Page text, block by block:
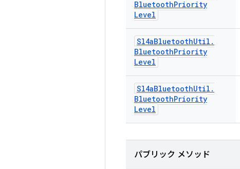
BluetoothPriority
Level
Sl4aBluetoothUtil .
BluetoothPriority
Level
Sl4aBluetoothUtil .
BluetoothPriority
Level
パブリック メソッド